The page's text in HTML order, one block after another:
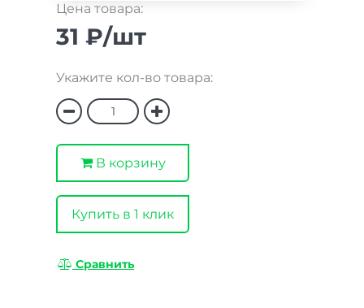
Цена товара:
31 ₽/шт
Укажите кол-во товара:
В корзину
Купить в 1 клик
Сравнить